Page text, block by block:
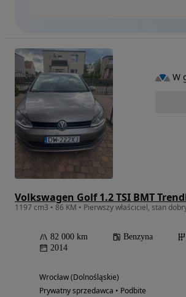
Volkswagen Golf 1.2 TSI BMT
82 000 km Benzyna
2014
Wrocław (Dolnośląskie)
Prywatny sprzedawca • Podbite
W